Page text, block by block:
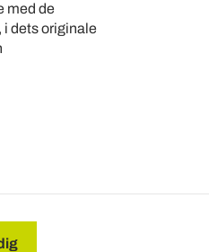
med de
i dets originale